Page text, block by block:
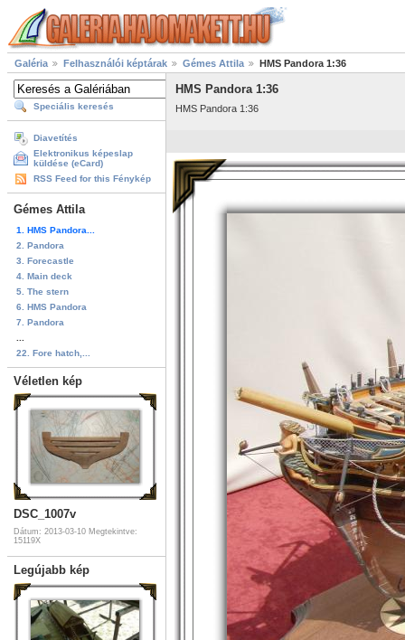
Galéria Felhasználói képtárak Gémes Attila HMS Pandora 1:36
Speciális keresés
Diavetítés
Elektronikus képeslap
küldése (eCard)
RSS Feed for this Fénykép
Gémes Attila
1. HMS Pandora...
2. Pandora
3. Forecastle
4. Main deck
5. The stern
6. HMS Pandora
7. Pandora
22. Fore hatch,...
Véletlen kép
DSC_1007v
Dátum: 2013-03-10 Megtekintve:
15119X
Legújabb kép
HMS Pandora 1:36
HMS Pandora 1:36